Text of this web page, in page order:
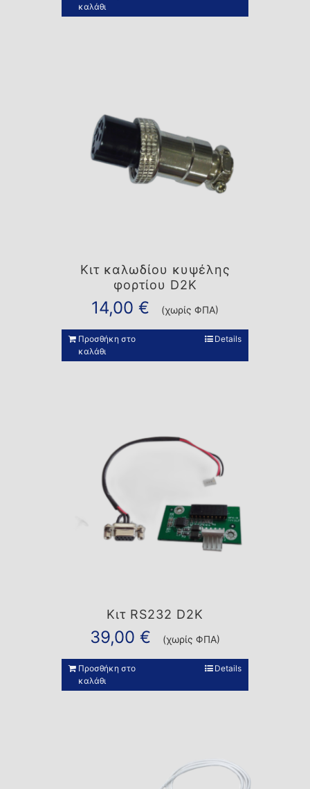
καλάθι
Κιτ καλωδίου κυψέλης
φορτίου D2K
14,00 € (χωρίς ΦΠΑ)
Προσθήκη στο
καλάθι
Details
Κιτ RS232 D2K
39,00 € (χωρίς ΦΠΑ)
Προσθήκη στο
καλάθι
Details